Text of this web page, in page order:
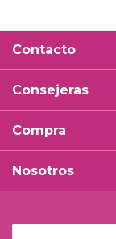
Contacto
Consejeras
Compra
Nosotros